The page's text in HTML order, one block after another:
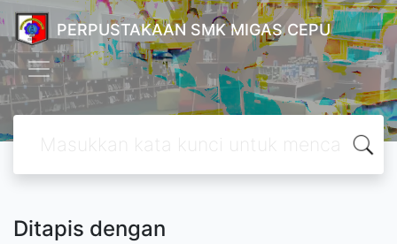
PERPUSTAKAAN SMK MIGAS CEPU
Ditapis dengan